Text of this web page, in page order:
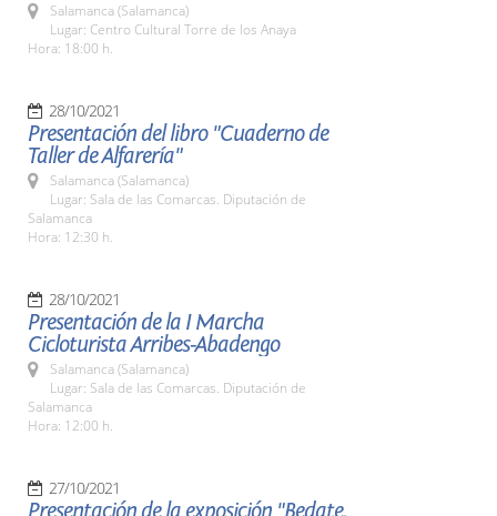
Salamanca (Salamanca)
Lugar: Centro Cultural Torre de los Anaya
Hora: 18:00 h.
28/10/2021
Presentación del libro "Cuaderno de
Taller de Alfarería"
Salamanca (Salamanca)
Lugar: Sala de las Comarcas. Diputación de
Salamanca
Hora: 12:30 h.
28/10/2021
Presentación de la I Marcha
Cicloturista Arribes-Abadengo
Salamanca (Salamanca)
Lugar: Sala de las Comarcas. Diputación de
Salamanca
Hora: 12:00 h.
27/10/2021